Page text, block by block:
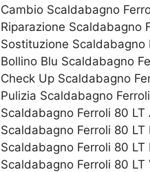
Cambio Scaldabagno
Riparazione Scaldabagno
Sostituzione Scaldabagno
Bollino Blu Scaldabagno
Check Up Scaldabagno
Pulizia Scaldabagno
Scaldabagno Ferroli 80
Scaldabagno Ferroli 80
Scaldabagno Ferroli 80
Scaldabagno Ferroli 80